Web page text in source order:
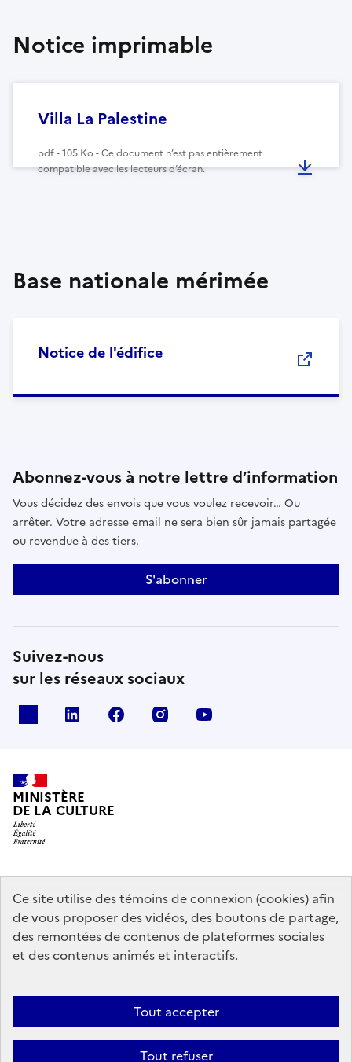
Ce site utilise des témoins de connexion (cookies) afin
de vous proposer des vidéos, des boutons de partage,
des remontées de contenus de plateformes sociales
et des contenus animés et interactifs.
Tout accepter
Tout refuser
Notice imprimable
Villa La Palestine
pdf - 105 Ko - Ce document n’est pas entièrement
compatible avec les lecteurs d’écran.
Base nationale mérimée
Notice de l'édifice
Abonnez-vous à notre lettre d’information
Vous décidez des envois que vous voulez recevoir… Ou
arrêter. Votre adresse email ne sera bien sûr jamais partagée
ou revendue à des tiers.
S'abonner
Suivez-nous
sur les réseaux sociaux
linkedin facebook instagram
MINISTÈRE
DE LA CULTURE
data.gouv.fr legifrance.gouv.fr
info.gouv.fr
service-public.gouv.fr
Mentions légales Accessibilité : partiellement conforme
Politique
d’utilisation des témoins de connexion (cookies)
Plan du site